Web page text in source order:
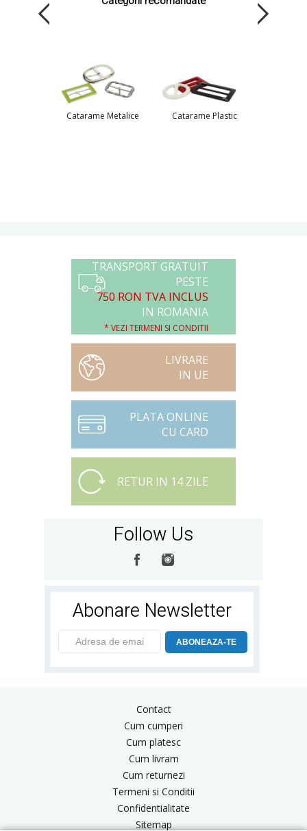
Catarame Metalice Catarame Plastic
TRANSPORT GRATUIT
PESTE
750 RON TVA INCLUS
IN ROMANIA
* VEZI TERMENI SI CONDITII
LIVRARE
IN UE
PLATA ONLINE
CU CARD
RETUR IN 14 ZILE
Follow Us
Abonare Newsletter
ABONEAZA-TE
Contact
Cum cumperi
Cum platesc
Cum livram
Cum returnezi
Termeni si Conditii
Confidentialitate
Sitemap